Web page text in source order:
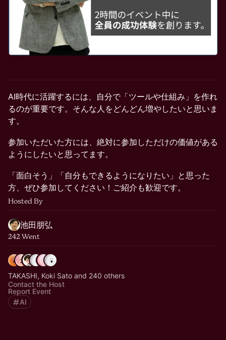
AI時代に活躍するには、自分で「ツールや仕組み」を作れ
るのが重要です。そんな人をどんどん増やしたいと思いま
す。
参加いただいた方には、絶対に参加しただけの価値がある
ようにしたいと思ってます。
「面白そう」「自分もできるようになりたい」と思った
方、ぜひ参加してください！ご紹介も歓迎です。
Hosted By
池田朋弘
242 Went
TAKASHI, Koki Sato and 240 others
Contact the Host
Report Event
AI